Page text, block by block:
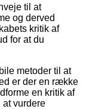
til at
og derved
kritik af
for at du
metoder til at
er der en række
en kritik af
at vurdere